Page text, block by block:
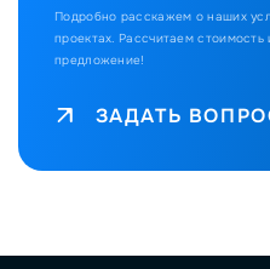
Подробно расскажем о наших
проектах. Рассчитаем стоимость
предложение!
ЗАДАТЬ